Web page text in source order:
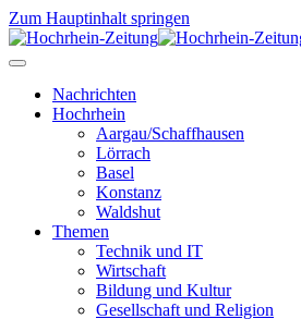
Zum Hauptinhalt springen
Nachrichten
Hochrhein
Aargau/Schaffhausen
Lörrach
Basel
Konstanz
Waldshut
Themen
Technik und IT
Wirtschaft
Bildung und Kultur
Gesellschaft und Religion